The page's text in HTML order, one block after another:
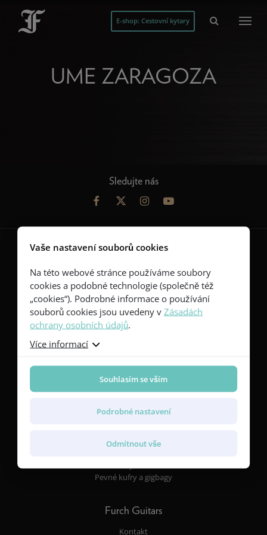
E-shop: Cestovní kytary
UME ZARAGOZA
Sledujte nás
Kytary
Red Series
Yellow Series
Green Series
Blue Series
Vlastnosti
Tvary těla a rozměry
Dřeva
Povrchové úpravy
Furch CNR System® Active
Pevné kufry a gigbagy
Furch Guitars
Kontakt
Vaše nastavení souborů cookies
Na této webové stránce používáme soubory
cookies a podobné technologie (společně též
„cookies“). Podrobné informace o používání
souborů cookies jsou uvedeny vZásadách
ochrany osobních údajů.
Více informací
Souhlasím se vším
Podrobné nastavení
Odmítnout vše